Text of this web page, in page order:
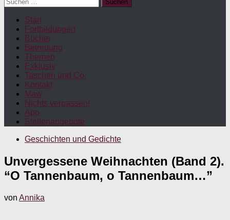
nach:
Start
Fortbildungen
Bücher
Betreuung
Themen
Exklusiv
Taschen und Co.
Kontakt
Maw
Nichts verpassen!
App
Stellenangebote
Geschichten und Gedichte
Unvergessene Weihnachten (Band 2).
“O Tannenbaum, o Tannenbaum…”
von Annika